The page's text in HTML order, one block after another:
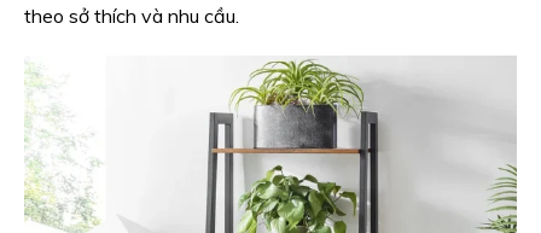
theo sở thích và nhu cầu.